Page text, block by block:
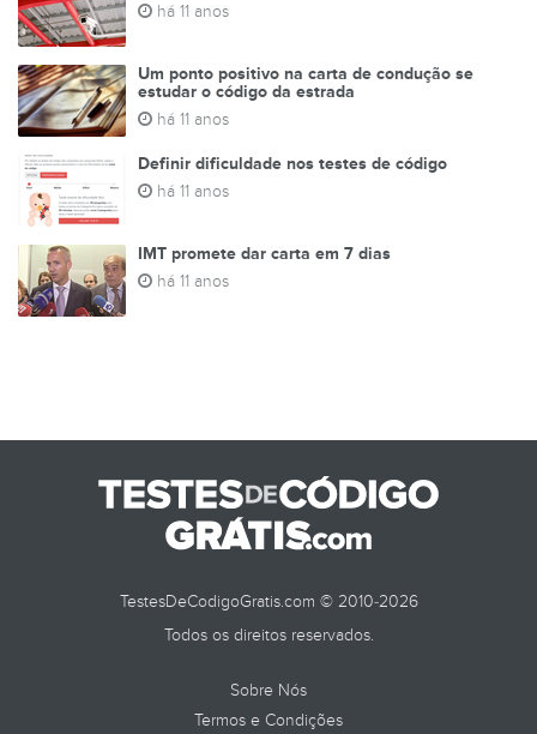
há 11 anos
Um ponto positivo na carta de condução se
estudar o código da estrada
há 11 anos
Definir dificuldade nos testes de código
há 11 anos
IMT promete dar carta em 7 dias
há 11 anos
TestesDeCodigoGratis.com © 2010-2026
Todos os direitos reservados.
Sobre Nós
Termos e Condições